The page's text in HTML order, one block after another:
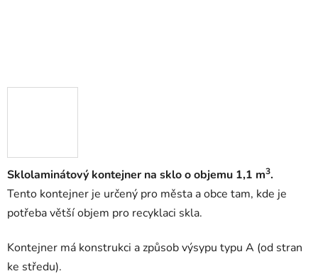
Sklolaminátový kontejner na sklo o objemu 1,1 m3.
Tento kontejner je určený pro města a obce tam, kde je
potřeba větší objem pro recyklaci skla.
Kontejner má konstrukci a způsob výsypu typu A (od stran
ke středu).